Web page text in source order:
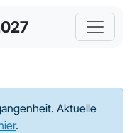
Aktuelle
.